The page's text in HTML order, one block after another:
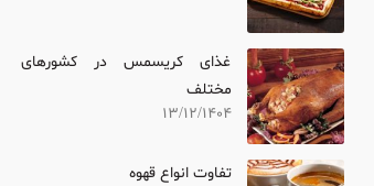
غذای کریسمس در کشورهای
مختلف
13/12/1404
تفاوت انواع قهوه